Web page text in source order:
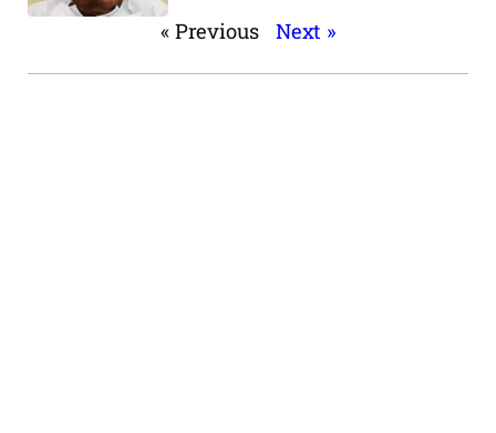
« Previous Next »